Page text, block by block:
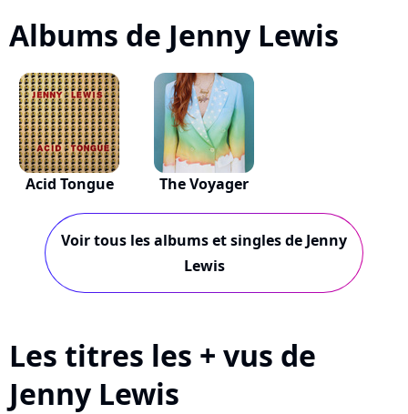
Albums de Jenny Lewis
Acid Tongue The Voyager
Voir tous les albums et singles de Jenny
Lewis
Les titres les + vus de
Jenny Lewis